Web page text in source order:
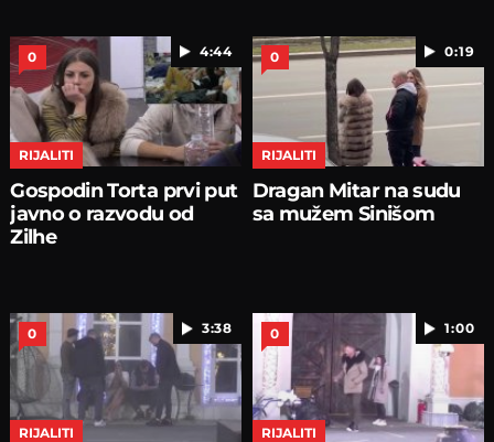
4:44
0
RIJALITI
Gospodin Torta prvi put
javno o razvodu od
Zilhe
0:19
0
RIJALITI
Dragan Mitar na sudu
sa mužem Sinišom
3:38
0
RIJALITI
1:00
0
RIJALITI